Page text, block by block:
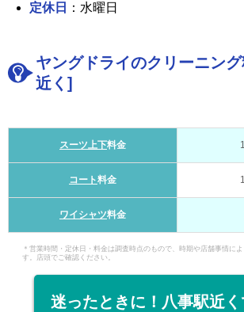
定休日
：水曜日
ヤングドライのクリーニン
近く]
スーツ上下料金
コート料金
ワイシャツ料金
＊営業時間・定休日・料金は調査時点のもので、時期や店舗事情に
す。店頭でご確認ください。
迷ったときに！八事駅近